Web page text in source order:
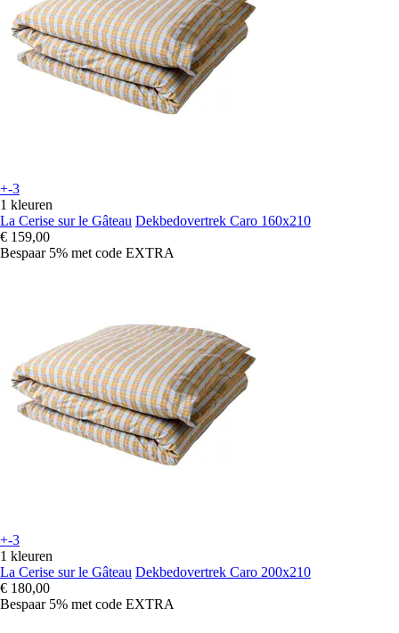
+-3
1 kleuren
La Cerise sur le Gâteau Dekbedovertrek Caro 160x210
€ 159,00
Bespaar 5% met code EXTRA
+-3
1 kleuren
La Cerise sur le Gâteau Dekbedovertrek Caro 200x210
€ 180,00
Bespaar 5% met code EXTRA